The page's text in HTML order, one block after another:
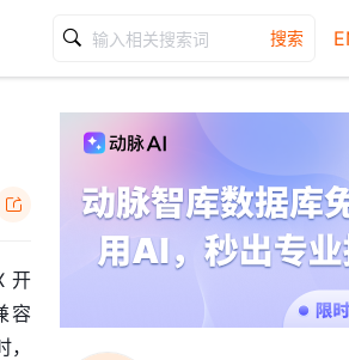
搜索

开
容